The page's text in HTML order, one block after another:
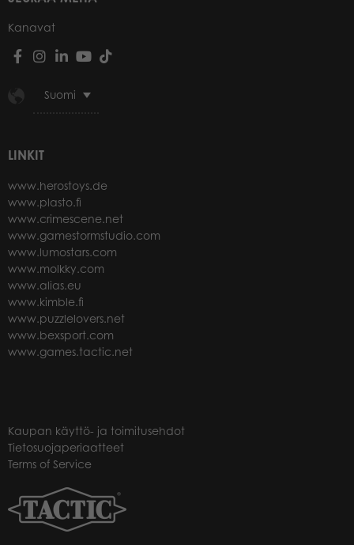
Kanavat
Suomi
LINKIT
www.herostoys.de
www.plasto.fi
www.crimescene.net
www.gamestormstudio.com
www.lumostars.com
www.molkky.com
www.alias.eu
www.kimble.fi
www.puzzlelovers.net
www.bexsport.com
www.games.tactic.net
Kaupan käyttö- ja toimitusehdot
Tietosuojaperiaatteet
Terms of Service